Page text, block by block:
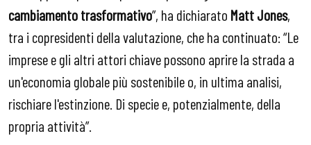
cambiamento trasformativo”, ha dichiarato Matt Jones,
tra i copresidenti della valutazione, che ha continuato: “Le
imprese e gli altri attori chiave possono aprire la strada a
un'economia globale più sostenibile o, in ultima analisi,
rischiare l'estinzione. Di specie e, potenzialmente, della
propria attività”.